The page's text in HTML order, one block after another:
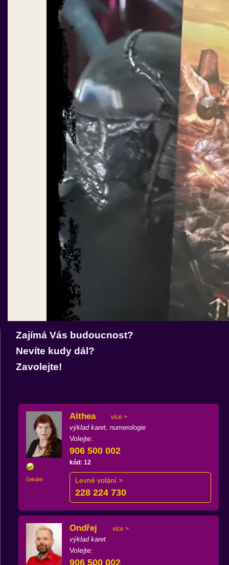
Zajímá Vás budoucnost?
Nevíte kudy dál?
Zavolejte!
čekám
Althea více >
výklad karet, numerologie
Volejte:
906 500 002
kód: 12
Levné volání >
228 224 730
Ondřej více >
výklad karet
Volejte:
906 500 002